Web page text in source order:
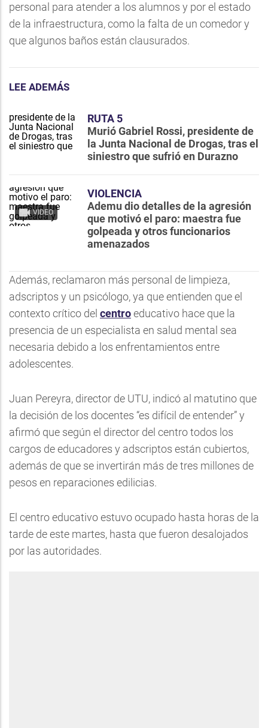
personal para atender a los alumnos y por el estado
de la infraestructura, como la falta de un comedor y
que algunos baños están clausurados.
LEE ADEMÁS
RUTA 5
Murió Gabriel Rossi, presidente de
la Junta Nacional de Drogas, tras el
siniestro que sufrió en Durazno
VIDEO
VIOLENCIA
Ademu dio detalles de la agresión
que motivó el paro: maestra fue
golpeada y otros funcionarios
amenazados
Además, reclamaron más personal de limpieza,
adscriptos y un psicólogo, ya que entienden que el
contexto crítico del centroeducativo hace que la
presencia de un especialista en salud mental sea
necesaria debido a los enfrentamientos entre
adolescentes.
Juan Pereyra, director de UTU, indicó al matutino que
la decisión de los docentes “es difícil de entender” y
afirmó que según el director del centro todos los
cargos de educadores y adscriptos están cubiertos,
además de que se invertirán más de tres millones de
pesos en reparaciones edilicias.
El centro educativo estuvo ocupado hasta horas de la
tarde de este martes, hasta que fueron desalojados
por las autoridades.